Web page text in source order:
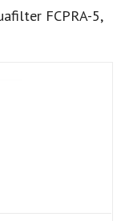
FCPRA-5,